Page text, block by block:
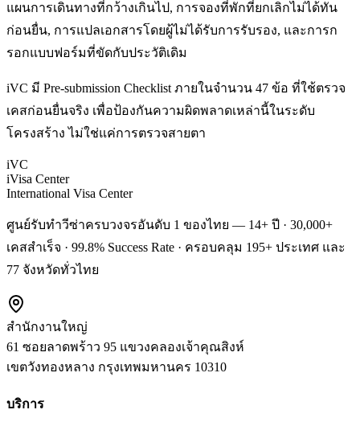
แผนการเดินทางที่กว้างเกินไป, การจองที่พักที่ยกเลิกไม่ได้ทัน
ก่อนยื่น, การแปลเอกสารโดยผู้ไม่ได้รับการรับรอง, และการก
รอกแบบฟอร์มที่ขัดกับประวัติเดิม
iVC มี Pre-submission Checklist ภายในจำนวน 47 ข้อ ที่ใช้ตรวจ
เคสก่อนยื่นจริง เพื่อป้องกันความผิดพลาดเหล่านี้ในระดับ
โครงสร้าง ไม่ใช่แค่การตรวจสายตา
iVC
iVisa Center
International Visa Center
ศูนย์รับทำวีซ่าครบวงจรอันดับ 1 ของไทย — 14+ ปี · 30,000+
เคสสำเร็จ · 99.8% Success Rate · ครอบคลุม 195+ ประเทศ และ
77 จังหวัดทั่วไทย
สำนักงานใหญ่
61 ซอยลาดพร้าว 95 แขวงคลองเจ้าคุณสิงห์
เขตวังทองหลาง กรุงเทพมหานคร 10310
บริการ